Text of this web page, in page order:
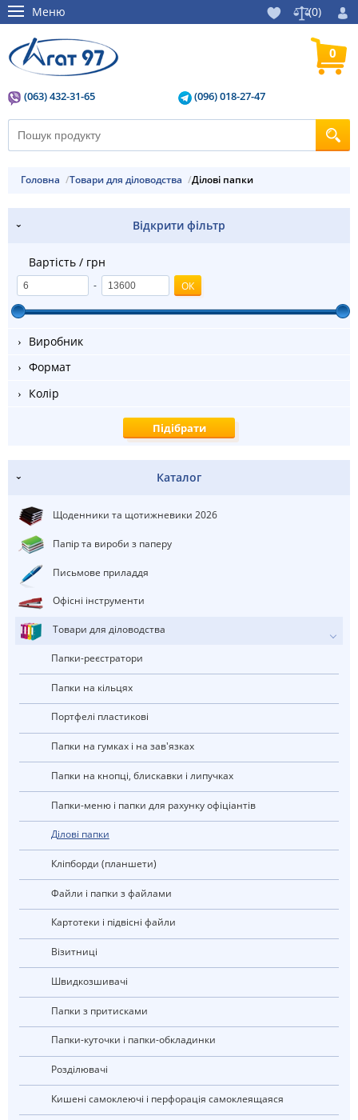
Меню (0)
(063) 432-31-65 (096) 018-27-47
0
Головна Товари для діловодства ділові папки
Відкрити фільтр
Вартість / грн
-
Виробник
Формат
Колір
Каталог
Щоденники та щотижневики 2026
Папір та вироби з паперу
Письмове приладдя
Офісні інструменти
Товари для діловодства
Папки-реєстратори
Папки на кільцях
портфелі пластикові
Папки на гумках і на зав'язках
Папки на кнопці, блискавки і липучках
Папки-меню і папки для рахунку офіціантів
ділові папки
Кліпборди (планшети)
Файли і папки з файлами
Картотеки і підвісні файли
візитниці
швидкозшивачі
Папки з притисками
Папки-куточки і папки-обкладинки
Розділювачі
Кишені самоклеючі і перфорація самоклеящаяся